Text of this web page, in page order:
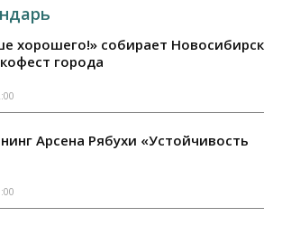
хорошего!» собирает Новосибирск
города
Арсена Рябухи «Устойчивость